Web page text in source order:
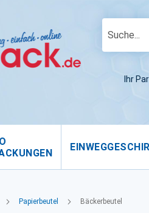
Ihr
Papierbeutel Bäckerbeutel